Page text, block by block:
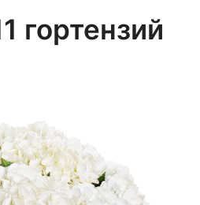
гортензий